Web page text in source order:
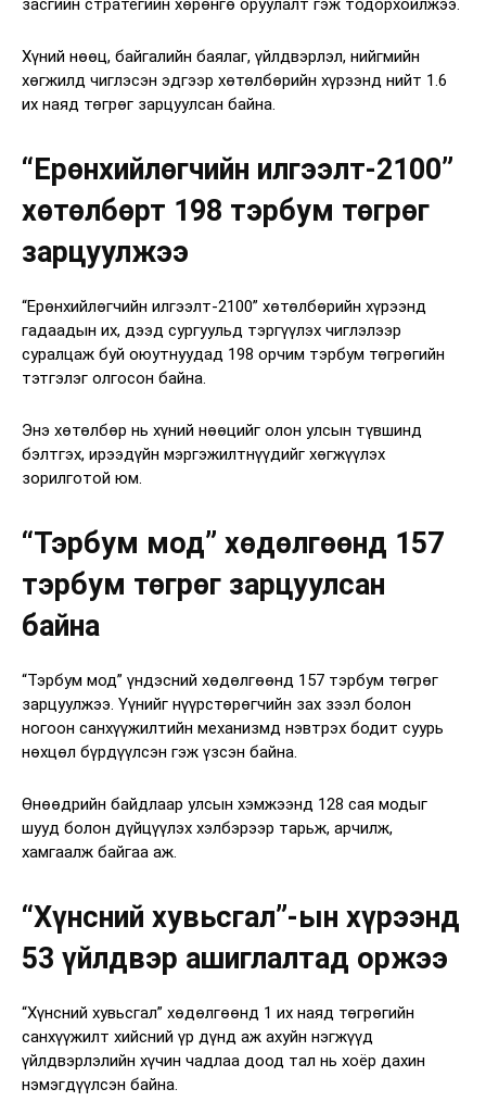
засгийн стратегийн хөрөнгө оруулалт гэж тодорхойлжээ.
Хүний нөөц, байгалийн баялаг, үйлдвэрлэл, нийгмийн
хөгжилд чиглэсэн эдгээр хөтөлбөрийн хүрээнд нийт 1.6
их наяд төгрөг зарцуулсан байна.
“Ерөнхийлөгчийн илгээлт-2100”
хөтөлбөрт 198 тэрбум төгрөг
зарцуулжээ
“Ерөнхийлөгчийн илгээлт-2100” хөтөлбөрийн хүрээнд
гадаадын их, дээд сургуульд тэргүүлэх чиглэлээр
суралцаж буй оюутнуудад 198 орчим тэрбум төгрөгийн
тэтгэлэг олгосон байна.
Энэ хөтөлбөр нь хүний нөөцийг олон улсын түвшинд
бэлтгэх, ирээдүйн мэргэжилтнүүдийг хөгжүүлэх
зорилготой юм.
“Тэрбум мод” хөдөлгөөнд 157
тэрбум төгрөг зарцуулсан
байна
“Тэрбум мод” үндэсний хөдөлгөөнд 157 тэрбум төгрөг
зарцуулжээ. Үүнийг нүүрстөрөгчийн зах зээл болон
ногоон санхүүжилтийн механизмд нэвтрэх бодит суурь
нөхцөл бүрдүүлсэн гэж үзсэн байна.
Өнөөдрийн байдлаар улсын хэмжээнд 128 сая модыг
шууд болон дүйцүүлэх хэлбэрээр тарьж, арчилж,
хамгаалж байгаа аж.
“Хүнсний хувьсгал”-ын хүрээнд
53 үйлдвэр ашиглалтад оржээ
“Хүнсний хувьсгал” хөдөлгөөнд 1 их наяд төгрөгийн
санхүүжилт хийсний үр дүнд аж ахуйн нэгжүүд
үйлдвэрлэлийн хүчин чадлаа доод тал нь хоёр дахин
нэмэгдүүлсэн байна.